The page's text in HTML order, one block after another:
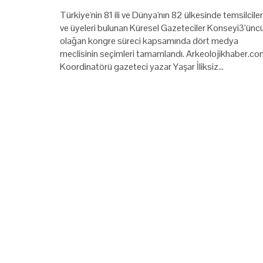
Türkiye'nin 81 ili ve Dünya'nın 82 ülkesinde
ve üyeleri bulunan Küresel Gazeteciler
olağan kongre süreci kapsamında dört medya
meclisinin seçimleri tamamlandı.
Koordinatörü gazeteci yazar Yaşar İliksiz…